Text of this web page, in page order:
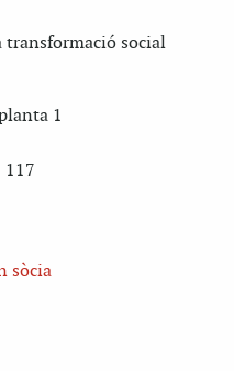
transformació social
1
117
sòcia